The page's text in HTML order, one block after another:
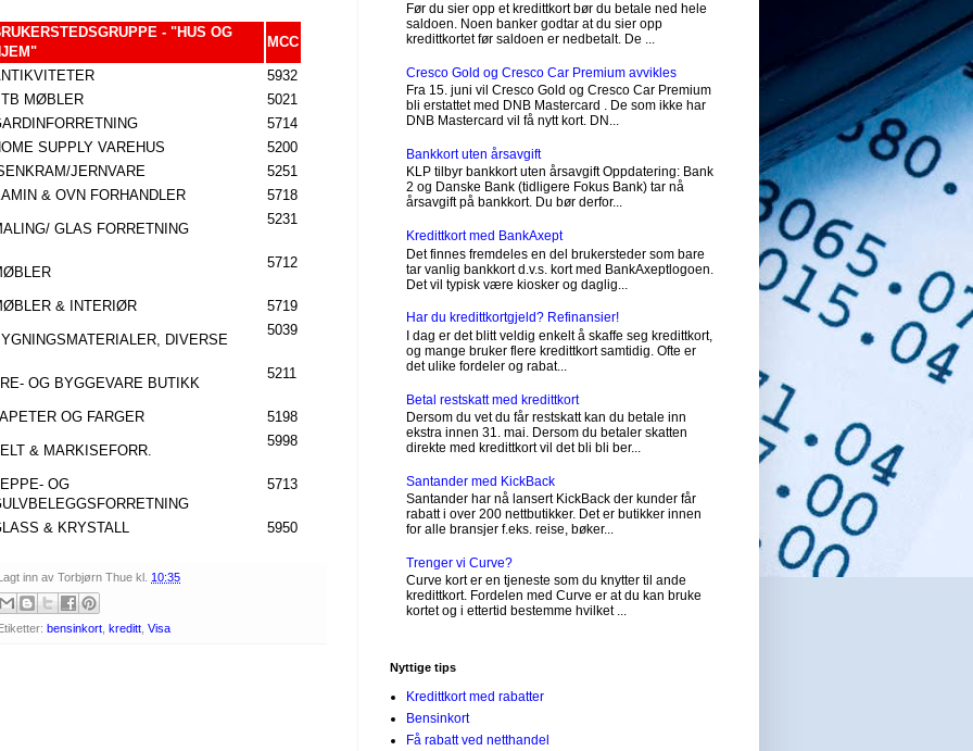
- "HUS OG
MCC
5932
MØBLER
5021
5714
SUPPLY VAREHUS
5200
JERNVARE
5251
& OVN FORHANDLER
5718
GLAS FORRETNING
5231
5712
& INTERIØR 5719
DIVERSE
5039
OG BYGGEVARE BUTIKK
5211
OG FARGER 5198
& MARKISEFORR.
5998
OG
5713
& KRYSTALL 5950
inn av Torbjørn Thue kl. 10:35
bensinkort kreditt Visa
Før du sier opp et kredittkort bør du betale ned hele
saldoen. Noen banker godtar at du sier opp
kredittkortet før saldoen er nedbetalt. De ...
Cresco Gold og Cresco Car Premium avvikles
Fra 15. juni vil Cresco Gold og Cresco Car Premium
bli erstattet med DNB Mastercard . De som ikke har
DNB Mastercard vil få nytt kort. DN...
Bankkort uten årsavgift
KLP tilbyr bankkort uten årsavgift Oppdatering: Bank
2 og Danske Bank (tidligere Fokus Bank) tar nå
årsavgift på bankkort. Du bør derfor...
Kredittkort med BankAxept
Det finnes fremdeles en del brukersteder som bare
tar vanlig bankkort d.v.s. kort med BankAxeptlogoen.
Det vil typisk være kiosker og daglig...
Har du kredittkortgjeld? Refinansier!
I dag er det blitt veldig enkelt å skaffe seg kredittkort,
og mange bruker flere kredittkort samtidig. Ofte er
det ulike fordeler og rabat...
Betal restskatt med kredittkort
Dersom du vet du får restskatt kan du betale inn
ekstra innen 31. mai. Dersom du betaler skatten
direkte med kredittkort vil det bli bli ber...
Santander med KickBack
Santander har nå lansert KickBack der kunder får
rabatt i over 200 nettbutikker. Det er butikker innen
for alle bransjer f.eks. reise, bøker...
Trenger vi Curve?
Curve kort er en tjeneste som du knytter til ande
kredittkort. Fordelen med Curve er at du kan bruke
kortet og i ettertid bestemme hvilket ...
Nyttige tips
Kredittkort med rabatter
Bensinkort
Få rabatt ved netthandel